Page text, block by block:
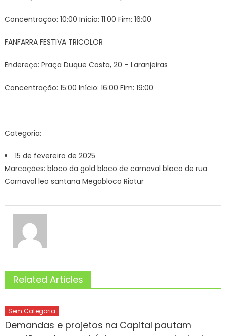
Concentração: 10:00 Início: 11:00 Fim: 16:00
FANFARRA FESTIVA TRICOLOR
Endereço: Praça Duque Costa, 20 – Laranjeiras
Concentração: 15:00 Início: 16:00 Fim: 19:00
Categoria:
15 de fevereiro de 2025
Marcações: bloco da gold bloco de carnaval bloco de rua
Carnaval leo santana Megabloco Riotur
Related Articles
Sem Categoria
Demandas e projetos na Capital pautam